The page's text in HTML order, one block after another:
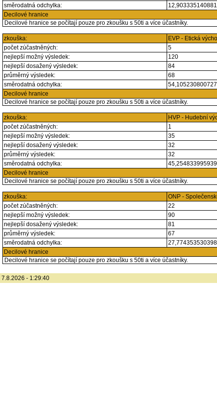
směrodatná odchylka:
Decilové hranice
Decilové hranice se počítají pouze pro zkoušku s 50ti a více účastníky.
zkouška:
EVP - Etická
počet zúčastněných:
5
nejlepší možný výsledek:
120
nejlepší dosažený výsledek:
84
průměrný výsledek:
68
směrodatná odchylka:
Decilové hranice
Decilové hranice se počítají pouze pro zkoušku s 50ti a více účastníky.
zkouška:
HVP - Hudební
počet zúčastněných:
1
nejlepší možný výsledek:
35
nejlepší dosažený výsledek:
32
průměrný výsledek:
32
směrodatná odchylka:
Decilové hranice
Decilové hranice se počítají pouze pro zkoušku s 50ti a více účastníky.
zkouška:
ONP -
počet zúčastněných:
22
nejlepší možný výsledek:
90
nejlepší dosažený výsledek:
81
průměrný výsledek:
67
směrodatná odchylka:
Decilové hranice
Decilové hranice se počítají pouze pro zkoušku s 50ti a více účastníky.
7.8.2026 - 1:29:40